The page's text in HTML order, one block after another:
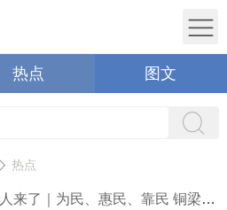
热点 图文
热点
发言人来了｜为民、惠民、靠民 铜梁区多举措创建全国文明城区